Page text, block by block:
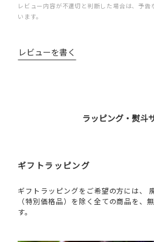
レビュー内容が不適切と判断した場合は、予
います。
レビューを書く
ラッピング・熨斗
ギフトラッピング
ギフトラッピングをご希望の方には、
（特別価格品）を除く全ての商品を、
す。